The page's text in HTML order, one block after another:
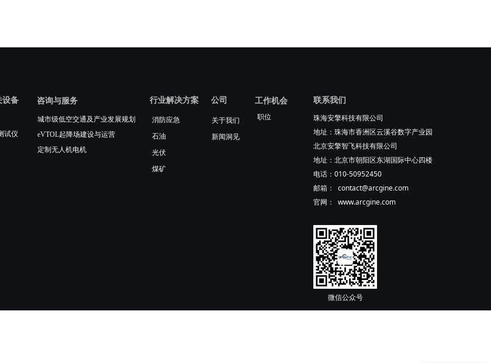
珠海安擎科技有限公司
地址：珠海市香洲区云溪谷数字产业园
北京安擎智飞科技有限公司
地址：北京市朝阳区东湖国际中心四楼
电话：010-50952450
邮箱： contact@arcgine.com
官网： www.arcgine.com
联系我们
职位
工作机会
微信公众号
试仪
设备 咨询与服务
城市级低空交通及产业发展规划
eVTOL起降场建设与运营
定制无人机电机
消防应急
石油
光伏
煤矿
行业解决方案 公司
关于我们
新闻洞见